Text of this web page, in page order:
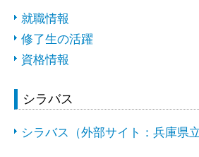
就職情報
修了生の活躍
資格情報
シラバス
シラバス（外部サイト：兵庫県